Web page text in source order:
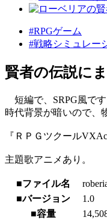
#RPGゲーム
#戦略シミュレー
賢者の伝説に
短編で、SRPG風です
時代背景が暗いので、
『ＲＰＧツクール
主題歌アニメあり。
■ファイル名
■バージョン
1.0
■容量